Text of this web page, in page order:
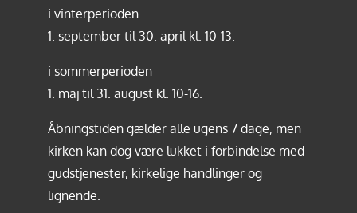
i vinterperioden
1. september til 30. april kl. 10-13.
i sommerperioden
1. maj til 31. august kl. 10-16.
Åbningstiden gælder alle ugens 7 dage, men
kirken kan dog være lukket i forbindelse med
gudstjenester, kirkelige handlinger og
lignende.